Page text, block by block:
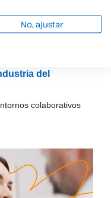
del
colaborativos
No, ajustar